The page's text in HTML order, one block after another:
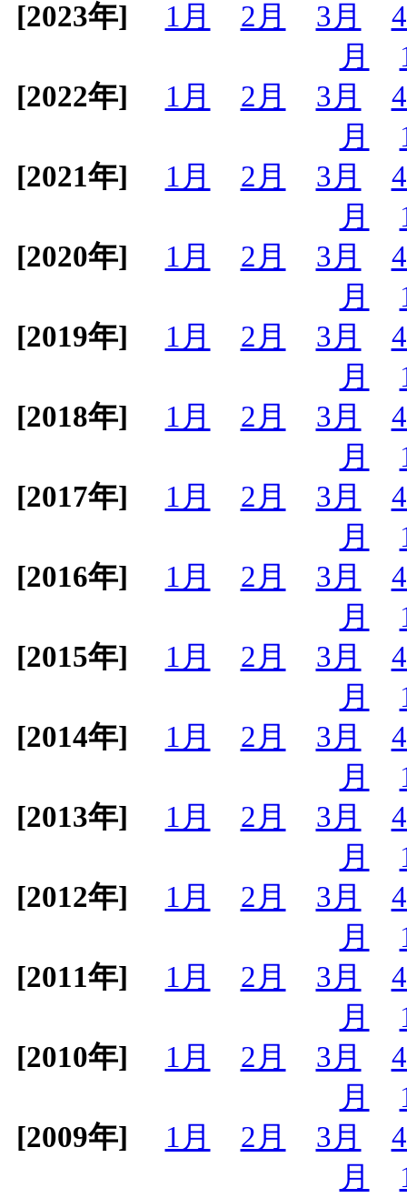
[2023年] 1月 2月 3月
月
[2022年]
1月 2月 3月
月
[2021年]
1月 2月 3月
月
[2020年]
1月 2月 3月
月
[2019年]
1月 2月 3月
月
[2018年]
1月 2月 3月
月
[2017年]
1月 2月 3月
月
[2016年]
1月 2月 3月
月
[2015年]
1月 2月 3月
月
[2014年]
1月 2月 3月
月
[2013年]
1月 2月 3月
月
[2012年]
1月 2月 3月
月
[2011年]
1月 2月 3月
月
[2010年]
1月 2月 3月
月
[2009年]
1月 2月 3月
月